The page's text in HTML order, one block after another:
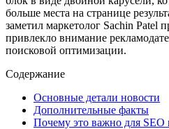
больше места на странице
заметил маркетолог Sachin Patel
привлекло внимание
поисковой оптимизации.
Содержание
Основные детали новости
Дополнительные факты
Почему это важно для SEO